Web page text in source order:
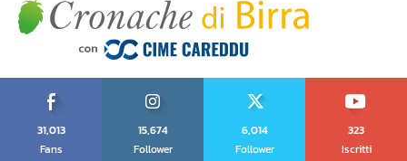
31,013
Fans
15,674
Follower
6,014
Follower
323
Iscritti